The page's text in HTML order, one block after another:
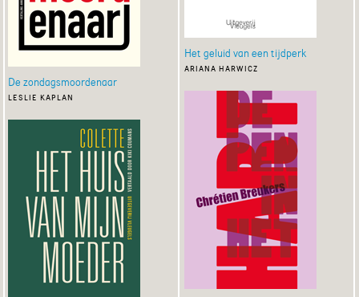
De zondagsmoordenaar
leslie kaplan
Het geluid van een tijdperk
ariana harwicz